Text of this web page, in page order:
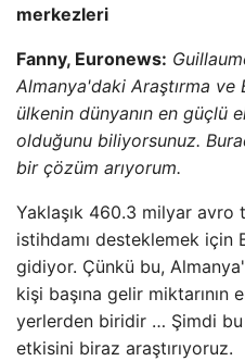
merkezleri
Fanny, Euronews:
Almanya'daki Araştırma ve
ülkenin dünyanın en güçlü
olduğunu biliyorsunuz.
bir çözüm arıyorum.
Yaklaşık 460.3 milyar avro
istihdamı desteklemek için
gidiyor. Çünkü bu,
kişi başına gelir miktarının
yerlerden biridir … Şimdi
etkisini biraz araştırıyoruz.